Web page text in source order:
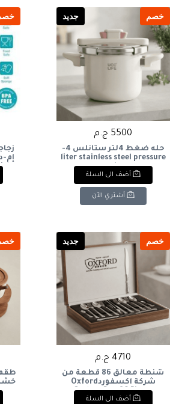
خصم جديد
5500 ج.م
حله ضغط 4لتر ستانلس 4-
liter stainless steel pressure
cooker
أضف الى السلة
أشتري الآن
خصم جديد
4710 ج.م
شنطة معالق 86 قطعة من
شركة اكسفوردOxford
Cutlery Set, 86 Pieces
أضف الى السلة